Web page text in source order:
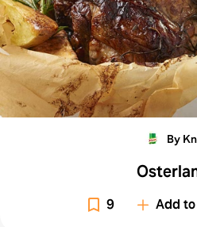
By
9 Add to